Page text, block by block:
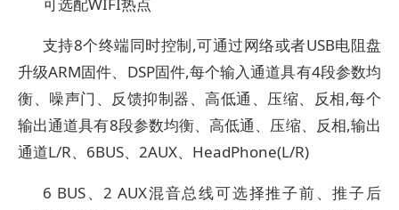
支持8个终端同时控制,可通过网络或者USB电阻盘
升级ARM固件、DSP固件,每个输入通道具有4段参数均
衡、噪声门、反馈抑制器、高低通、压缩、反相,每个
输出通道具有8段参数均衡、高低通、压缩、反相,输出
通道L/R、6BUS、2AUX、HeadPhone(L/R)
6 BUS、2 AUX混音总线可选择推子前、推子后